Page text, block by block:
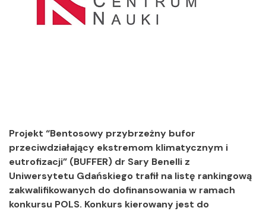
Projekt “Bentosowy przybrzeżny bufor
przeciwdziałający ekstremom klimatycznym i
eutrofizacji” (BUFFER) dr Sary Benelli z
Uniwersytetu Gdańskiego trafił na listę rankingową
zakwalifikowanych do dofinansowania w ramach
konkursu POLS. Konkurs kierowany jest do